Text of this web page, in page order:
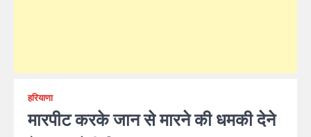
हरियाणा
मारपीट करके जान से मारने की धमकी देने